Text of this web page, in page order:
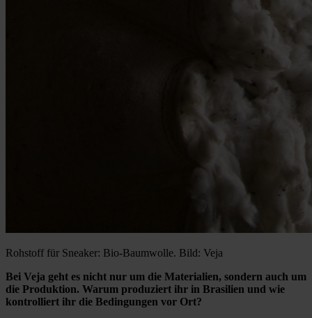
Rohstoff für Sneaker: Bio-Baumwolle. Bild: Veja
Bei Veja geht es nicht nur um die Materialien, sondern auch um
die Produktion. Warum produziert ihr in Brasilien und wie
kontrolliert ihr die Bedingungen vor Ort?